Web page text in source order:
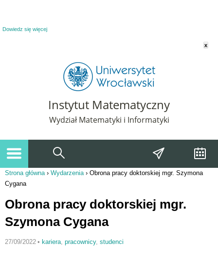
Dowiedz się więcej
x
Instytut Matematyczny
Wydział Matematyki i Informatyki
Jesteś tutaj
Strona główna› Wydarzenia› Obrona pracy doktorskiej mgr. Szymona
Cygana
Obrona pracy doktorskiej mgr.
Szymona Cygana
27/09/2022 • kariera, pracownicy, studenci